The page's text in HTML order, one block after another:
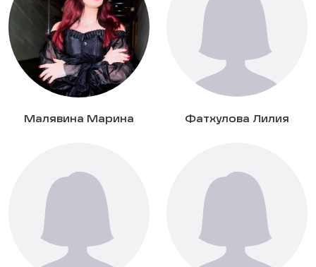
Малявина Марина Фатхулова Лилия